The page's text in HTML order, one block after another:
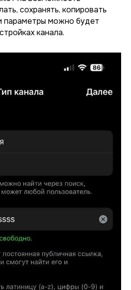
сохранять, копировать
параметры можно будет
канала.